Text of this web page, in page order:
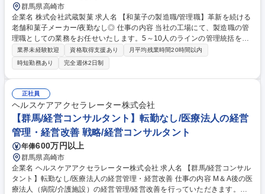
群馬県高崎市
企業名 株式会社武蔵製菓 求人名 【和菓子の製造職/管理職】革新を続ける
老舗和菓子メーカー/夜勤なし◎ 仕事の内容 当社の工場にて、製造職の管
理職としての業務をお任せいたします。5～10人のラインの管理統括をお
任せいたします。業務管理や教育、仕込みなどもご担当いただきます。 ■
製造ラインの業務管理、人員配置、教育 ■工場での製造業務、製造機器の
オペレーション業務 ■原材料の受け入れ ■製造記録・在庫管理などの入力
管理 ■設備の清掃・洗浄・セッティング ※新粉（餅の原料となる粉）を扱
う部門や包装部門、出荷部門などへの配属可能性があります。 募集職種
【和菓子の製造職/管理職】革新を続ける老舗和菓子メーカー/夜勤なし◎
業界未経験歓迎 資格取得支援あり
月平均残業時間20時間以内
時短勤務あり
完全週休2日制
正社員
ヘルスケアアクセラレーター株式会社
【群馬/経営コンサルタント】転勤なし/医療法人の経営
管理・経営改善 戦略/経営コンサルタント
年俸600万円以上
群馬県高崎市
企業名 ヘルスケアアクセラレーター株式会社 求人名 【群馬/経営コンサル
タント】転勤なし/医療法人の経営管理・経営改善 仕事の内容 M＆A後の医
療法人（病院/介護施設）の経営管理/経営改善を行っていただきます。一